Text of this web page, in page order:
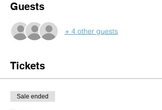
Guests
+ 4 other guests
Tickets
Sale ended